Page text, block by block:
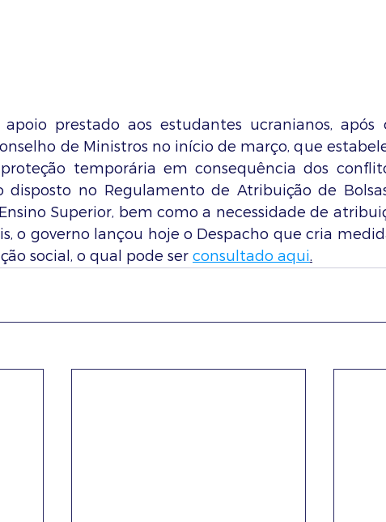
prestado aos estudantes ucranianos, após
de Ministros no início de março, que
temporária em consequência dos
disposto no Regulamento de Atribuição de
Superior, bem como a necessidade de
o governo lançou hoje o Despacho que cria
social, o qual pode ser consultado aqui.